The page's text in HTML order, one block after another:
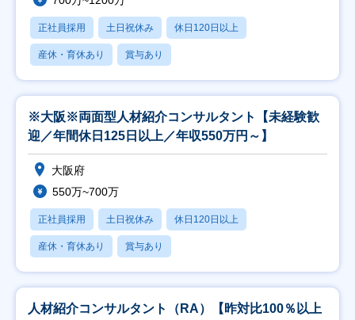
正社員採用 土日祝休み 休日120日以上
産休・育休あり 賞与あり
※大阪※両面型人材紹介コンサルタント【未経験歓
迎／年間休日125日以上／年収550万円～】
大阪府
550万~700万
正社員採用 土日祝休み 休日120日以上
産休・育休あり 賞与あり
人材紹介コンサルタント（RA）【昨対比100％以上